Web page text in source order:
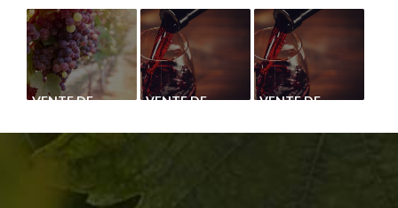
VENTE DE
ROUGE
VENTE DE
VENTE DE